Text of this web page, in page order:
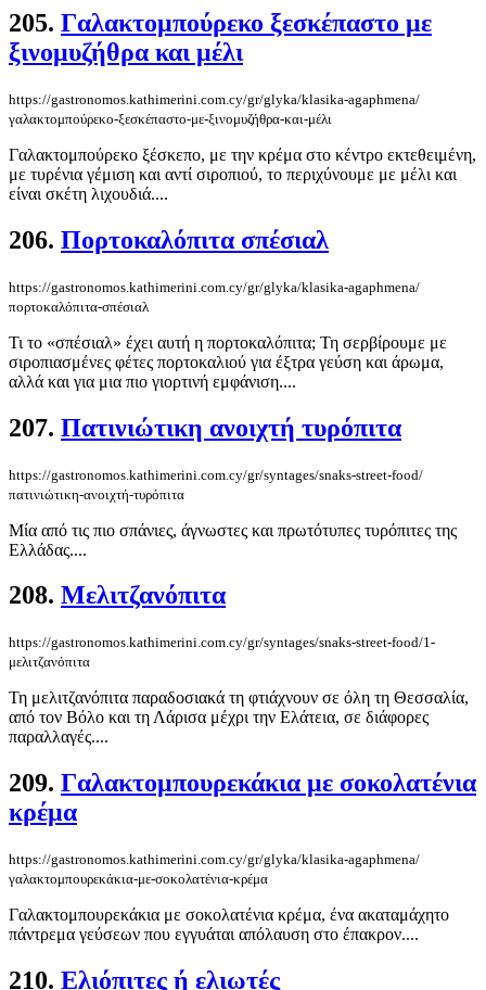
205. Γαλακτομπούρεκο ξεσκέπαστο με
ξινομυζήθρα και μέλι
https://gastronomos.kathimerini.com.cy/gr/glyka/klasika-agaphmena/
γαλακτομπούρεκο-ξεσκέπαστο-με-ξινομυζήθρα-και-μέλι
Γαλακτομπούρεκο ξέσκεπο, με την κρέμα στο κέντρο εκτεθειμένη,
με τυρένια γέμιση και αντί σιροπιού, το περιχύνουμε με μέλι και
είναι σκέτη λιχουδιά....
206. Πορτοκαλόπιτα σπέσιαλ
https://gastronomos.kathimerini.com.cy/gr/glyka/klasika-agaphmena/
πορτοκαλόπιτα-σπέσιαλ
Τι το «σπέσιαλ» έχει αυτή η πορτοκαλόπιτα; Τη σερβίρουμε με
σιροπιασμένες φέτες πορτοκαλιού για έξτρα γεύση και άρωμα,
αλλά και για μια πιο γιορτινή εμφάνιση....
207. Πατινιώτικη ανοιχτή τυρόπιτα
https://gastronomos.kathimerini.com.cy/gr/syntages/snaks-street-food/
πατινιώτικη-ανοιχτή-τυρόπιτα
Μία από τις πιο σπάνιες, άγνωστες και πρωτότυπες τυρόπιτες της
Ελλάδας....
208. Μελιτζανόπιτα
https://gastronomos.kathimerini.com.cy/gr/syntages/snaks-street-food/1-
μελιτζανόπιτα
Τη μελιτζανόπιτα παραδοσιακά τη φτιάχνουν σε όλη τη Θεσσαλία,
από τον Βόλο και τη Λάρισα μέχρι την Ελάτεια, σε διάφορες
παραλλαγές....
209. Γαλακτομπουρεκάκια με σοκολατένια
κρέμα
https://gastronomos.kathimerini.com.cy/gr/glyka/klasika-agaphmena/
γαλακτομπουρεκάκια-με-σοκολατένια-κρέμα
Γαλακτομπουρεκάκια με σοκολατένια κρέμα, ένα ακαταμάχητο
πάντρεμα γεύσεων που εγγυάται απόλαυση στο έπακρον....
210. Ελιόπιτες ή ελιωτές